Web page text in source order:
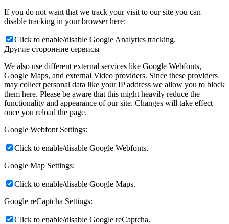
If you do not want that we track your visit to our site you can
disable tracking in your browser here:
Click to enable/disable Google Analytics tracking.
Другие сторонние сервисы
We also use different external services like Google Webfonts,
Google Maps, and external Video providers. Since these providers
may collect personal data like your IP address we allow you to block
them here. Please be aware that this might heavily reduce the
functionality and appearance of our site. Changes will take effect
once you reload the page.
Google Webfont Settings:
Click to enable/disable Google Webfonts.
Google Map Settings:
Click to enable/disable Google Maps.
Google reCaptcha Settings:
Click to enable/disable Google reCaptcha.